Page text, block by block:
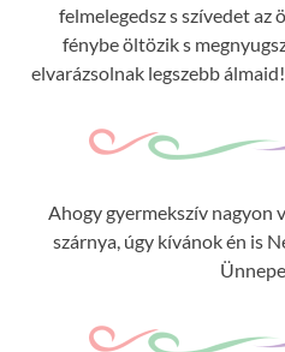
felmelegedsz s szívedet az
fénybe öltözik s
elvarázsolnak legszebb
Ahogy gyermekszív nagyon
szárnya, úgy kívánok én is